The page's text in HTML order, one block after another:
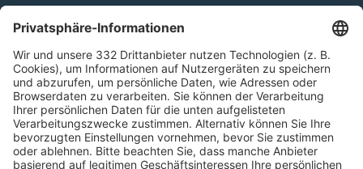
Kontakt
HÄUFIG BESUCHTE SEITEN
Pässe und Vereinswechsel
Trainerausbildung
Schulungsangebot Vereinsmitarbeiter
BFV-Geschäftsstellen